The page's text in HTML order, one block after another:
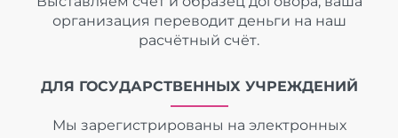
организация переводит деньги на наш
расчётный счёт.
ДЛЯ ГОСУДАРСТВЕННЫХ УЧРЕЖДЕНИЙ
Мы зарегистрированы на электронных